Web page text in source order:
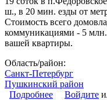
ш., в 20 мин. езды от
Стоимость всего
коммуникациями - 5
вашей квартиры.
Область/район:
Санкт-Петербург
Пушкинский район
Подробнее о Коттедж
Войдите